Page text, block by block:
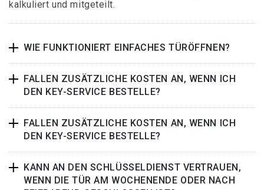
kalkuliert und mitgeteilt.
WIE FUNKTIONIERT EINFACHES TÜRÖFFNEN?
FALLEN ZUSÄTZLICHE KOSTEN AN, WENN ICH
DEN KEY-SERVICE BESTELLE?
FALLEN ZUSÄTZLICHE KOSTEN AN, WENN ICH
DEN KEY-SERVICE BESTELLE?
KANN AN DEN SCHLÜSSELDIENST VERTRAUEN,
WENN DIE TÜR AM WOCHENENDE ODER NACH